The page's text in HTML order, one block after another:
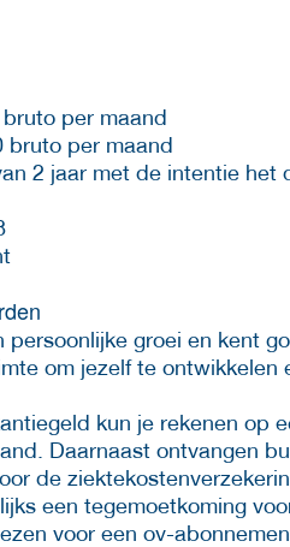
per maand
bruto per maand
2 jaar met de intentie het
persoonlijke groei en kent
om jezelf te ontwikkelen
kun je rekenen op
Daarnaast ontvangen
de
een tegemoetkoming
voor een ov-